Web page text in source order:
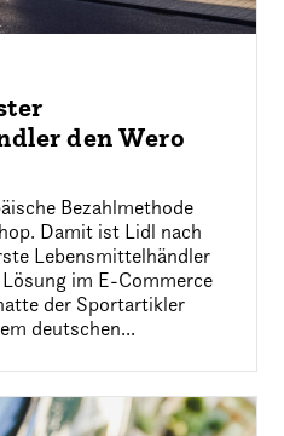
den Wero
Bezahlmethode
Damit ist Lidl nach
Lebensmittelhändler
im E-Commerce
der Sportartikler
deutschen...